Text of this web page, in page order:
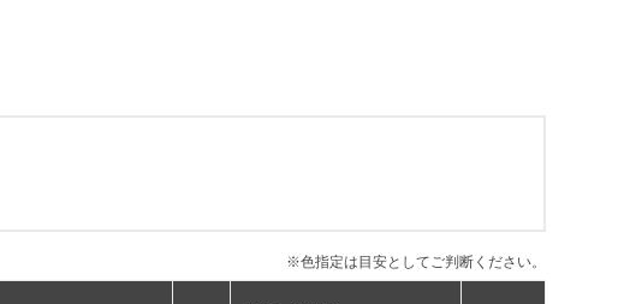
※色指定は目安としてご判断ください。